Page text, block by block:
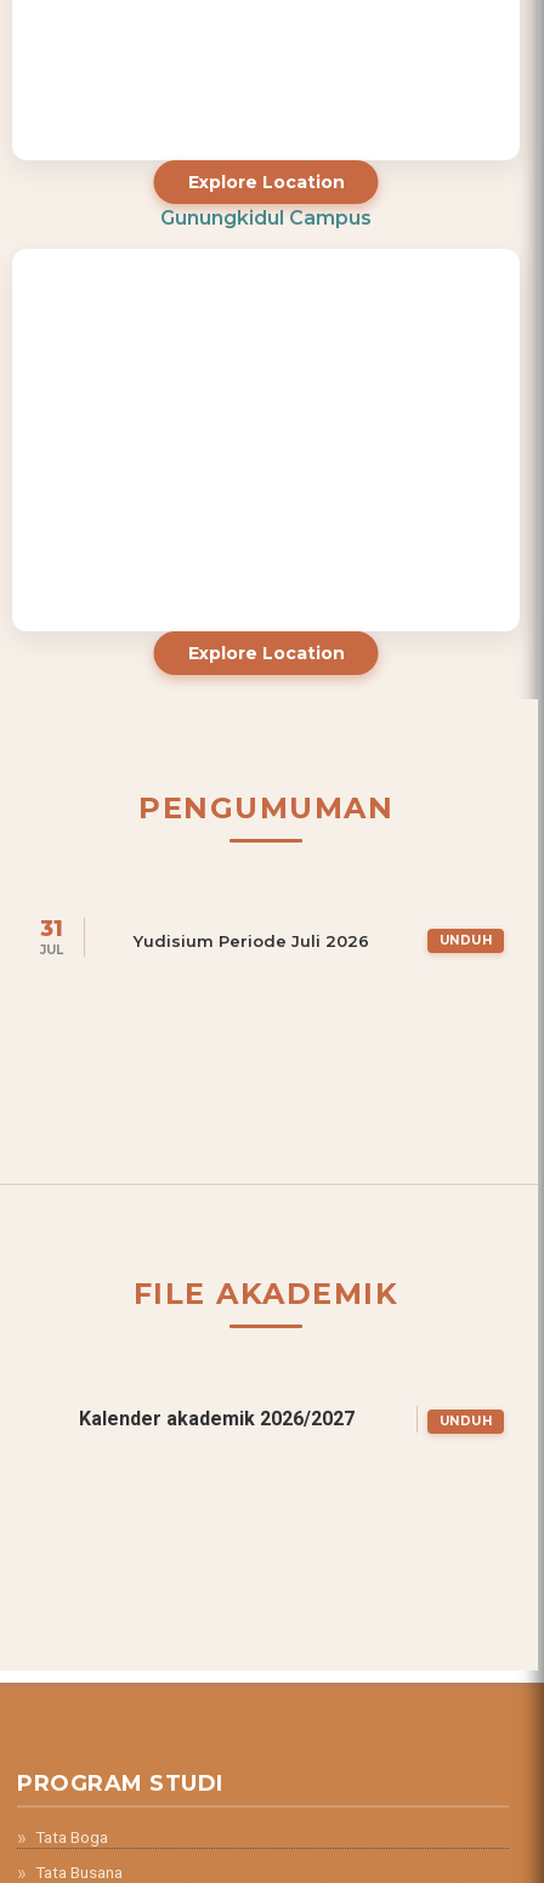
Explore Location
Gunungkidul Campus
Explore Location
PENGUMUMAN
31
JUL Yudisium Periode Juli 2026
FILE AKADEMIK
Kalender akademik 2026/2027
PROGRAM STUDI
Tata Boga
Tata Busana